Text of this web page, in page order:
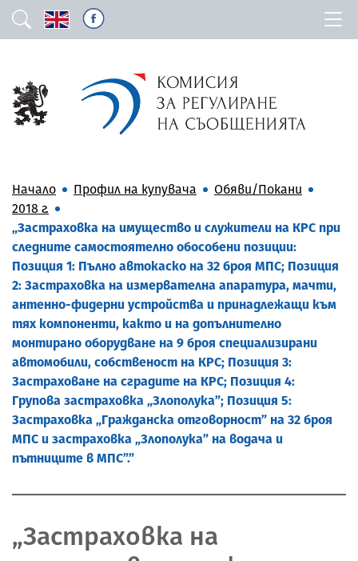
Начало Профил на купувача
Обяви/Покани
2018 г.
„Застраховка на имущество и служители на КРС при
следните самостоятелно обособени позиции:
Позиция 1: Пълно автокаско на 32 броя МПС; Позиция
2: Застраховка на измервателна апаратура, мачти,
антенно-фидерни устройства и принадлежащи към
тях компоненти, както и на допълнително
монтирано оборудване на 9 броя специализирани
автомобили, собственост на КРС; Позиция 3:
Застраховане на сградите на КРС; Позиция 4:
Групова застраховка „Злополука”; Позиция 5:
Застраховка „Гражданска отговорност” на 32 броя
МПС и застраховка „Злополука” на водача и
пътниците в МПС”.”
„Застраховка на